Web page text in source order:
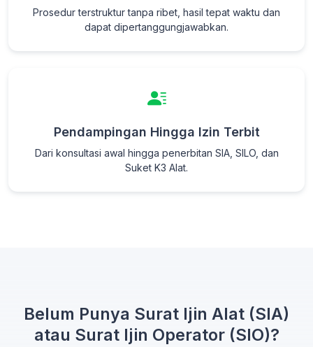
Prosedur terstruktur tanpa ribet, hasil tepat waktu dan
dapat dipertanggungjawabkan.
Pendampingan Hingga Izin Terbit
Dari konsultasi awal hingga penerbitan SIA, SILO, dan
Suket K3 Alat.
Belum Punya Surat Ijin Alat (SIA)
atau Surat Ijin Operator (SIO)?